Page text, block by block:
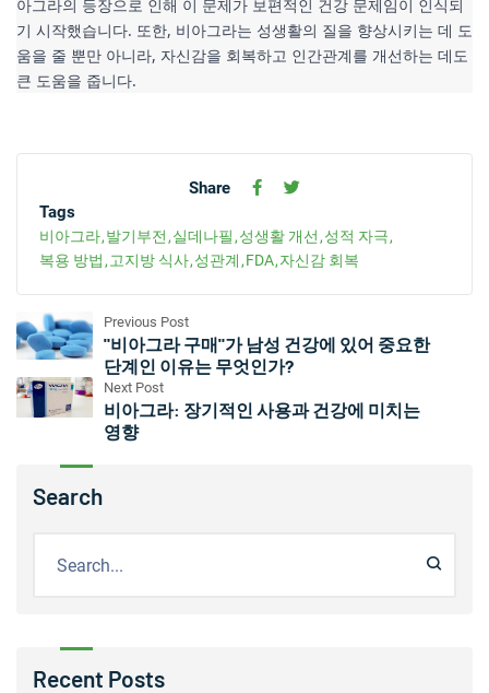
아그라의 등장으로 인해 이 문제가 보편적인 건강 문제임이 인식되
기 시작했습니다. 또한, 비아그라는 성생활의 질을 향상시키는 데 도
움을 줄 뿐만 아니라, 자신감을 회복하고 인간관계를 개선하는 데도
큰 도움을 줍니다.
Share
Tags
비아그라 발기부전 실데나필 성생활 개선 성적 자극
복용 방법 고지방 식사 성관계 FDA 자신감 회복
Previous Post
"비아그라 구매"가 남성 건강에 있어 중요한
단계인 이유는 무엇인가?
Next Post
비아그라: 장기적인 사용과 건강에 미치는
영향
Search
Recent Posts